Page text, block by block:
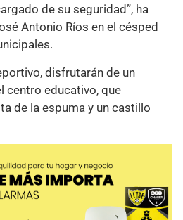
de su seguridad”, ha
Antonio Ríos en el césped
disfrutarán de un
centro educativo, que
de la espuma y un castillo